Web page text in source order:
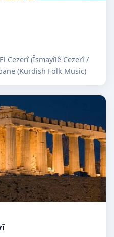
Cezerî (Îsmayîlê Cezerî /
(Kurdish Folk Music)